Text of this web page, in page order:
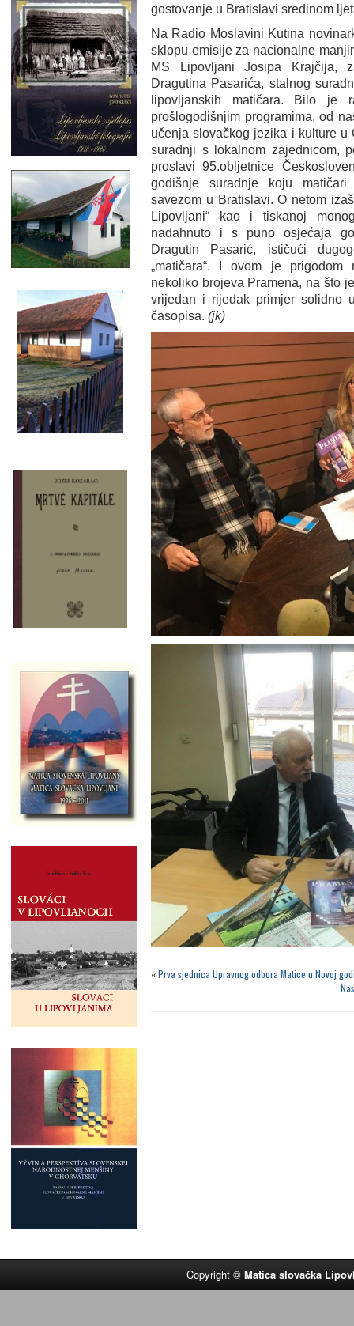
gostovanje u Bratislavi sredinom
Na Radio Moslavini Kutina
sklopu emisije za nacionalne
MS Lipovljani Josipa Krajčija,
Dragutina Pasarića, stalnog
lipovljanskih matičara. Bilo je
prošlogodišnjim programima, od
učenja slovačkog jezika i kulture
suradnji s lokalnom zajednicom,
proslavi 95.obljetnice
godišnje suradnje koju
savezom u Bratislavi. O netom
Lipovljani“ kao i tiskanoj
nadahnuto i s puno osjećaja
Dragutin Pasarić, ističući
„matičara“. I ovom je
nekoliko brojeva Pramena, na što
vrijedan i rijedak primjer solidno
časopisa. (jk)
«Prva sjednica Upravnog odbora Matice u Novoj
Copyright ©Matica slovačka